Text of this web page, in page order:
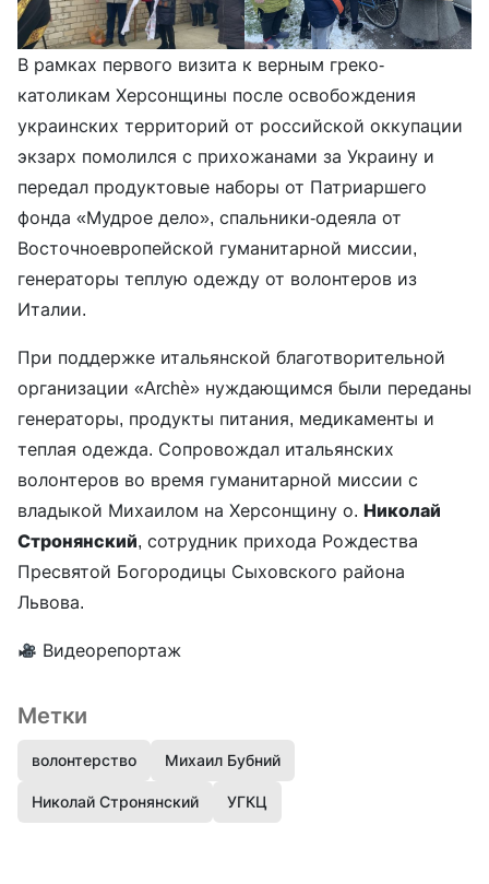
В рамках первого визита к верным греко-
католикам Херсонщины после освобождения
украинских территорий от российской оккупации
экзарх помолился с прихожанами за Украину и
передал продуктовые наборы от Патриаршего
фонда «Мудрое дело», спальники-одеяла от
Восточноевропейской гуманитарной миссии,
генераторы теплую одежду от волонтеров из
Италии.
При поддержке итальянской благотворительной
организации «Archè» нуждающимся были переданы
генераторы, продукты питания, медикаменты и
теплая одежда. Сопровождал итальянских
волонтеров во время гуманитарной миссии с
владыкой Михаилом на Херсонщину о. Николай
Стронянский, сотрудник прихода Рождества
Пресвятой Богородицы Сыховского района
Львова.
Видеорепортаж
Метки
волонтерство Михаил Бубний
Николай Стронянский УГКЦ